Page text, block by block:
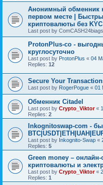
Анонимный обменник
первом месте |
криптовалюты без
Last post by ComCASH24biags
ProtonPlus-co -
круглосуточно
Last post by ProtonPlus « 04
Replies: 12
Secure Your
Last post by RogerPogue « 01
Обменник Citadel
Last post by Crypto_Viktor«
Replies: 2
Inkognitoswap-com -
Last post by Inkognito-Swap «
Replies: 5
Green money –
криптовалюты и
Last post by Crypto_Viktor«
Replies: 1